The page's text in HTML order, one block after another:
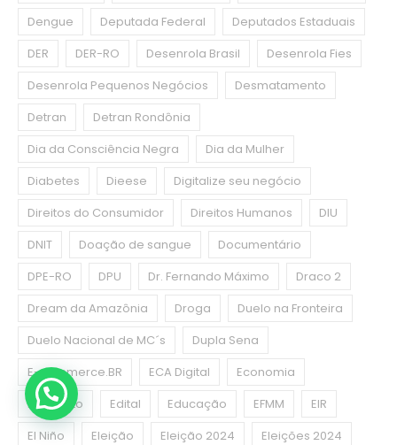
Dengue
Deputada Federal
Deputados Estaduais
DER
DER-RO Desenrola Brasil
Desenrola Fies
Desenrola Pequenos Negócios
Desmatamento
Detran
Detran Rondônia
Dia da Consciência Negra
Dia da Mulher
Diabetes
Dieese
Digitalize seu negócio
Direitos do Consumidor
Direitos Humanos
DIU
DNIT
Doação de sangue
Documentário
DPE-RO
DPU Dr. Fernando Máximo
Draco 2
Dream da Amazônia
Droga
Duelo na Fronteira
Duelo Nacional de MC´s
Dupla Sena
E-commerce.BR
ECA Digital
Economia
Ecoponto
Edital Educação EFMM
EIR
El Niño
Eleição Eleição 2024 Eleições 2024